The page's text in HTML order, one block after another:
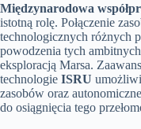
Międzynarodowa
istotną rolę. Połączenie
technologicznych różnych
powodzenia tych
eksploracją Marsa.
technologie ISRU
zasobów oraz
do osiągnięcia tego